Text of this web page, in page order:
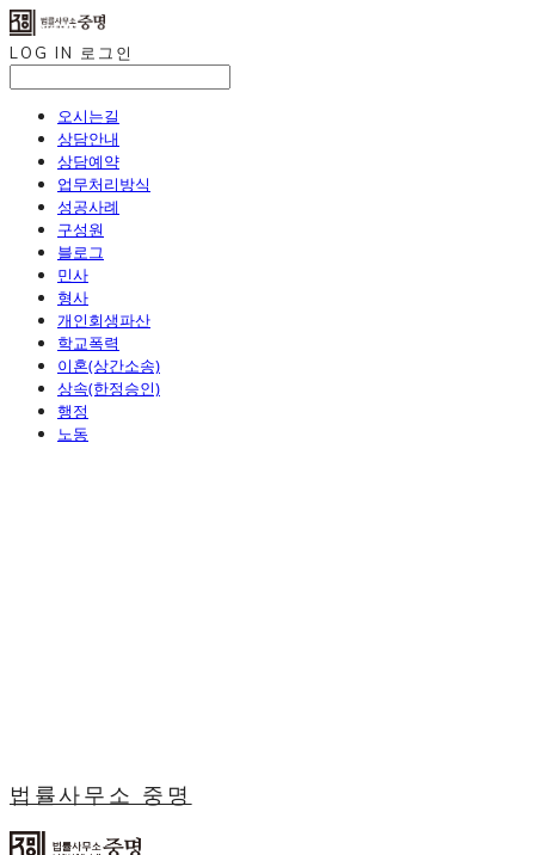
LOG IN 로그인
오시는길
상담안내
상담예약
업무처리방식
성공사례
구성원
블로그
민사
형사
개인회생파산
학교폭력
이혼(상간소송)
상속(한정승인)
행정
노동
법률사무소 중명